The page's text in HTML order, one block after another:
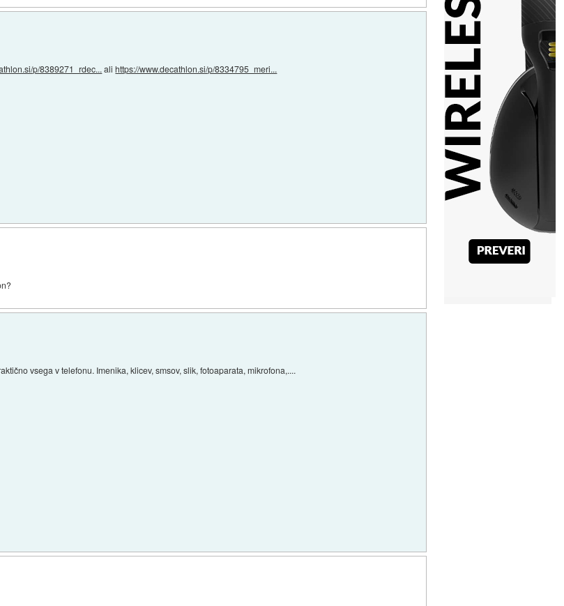
p/8389271_rdec... alihttps://www.decathlon.si/p/8334795_meri...
vsega v telefonu. Imenika, klicev, smsov, slik, fotoaparata, mikrofona,....